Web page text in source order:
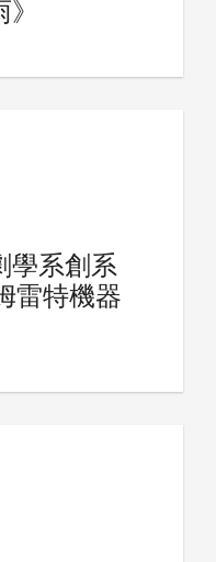
學系創系
雷特機器